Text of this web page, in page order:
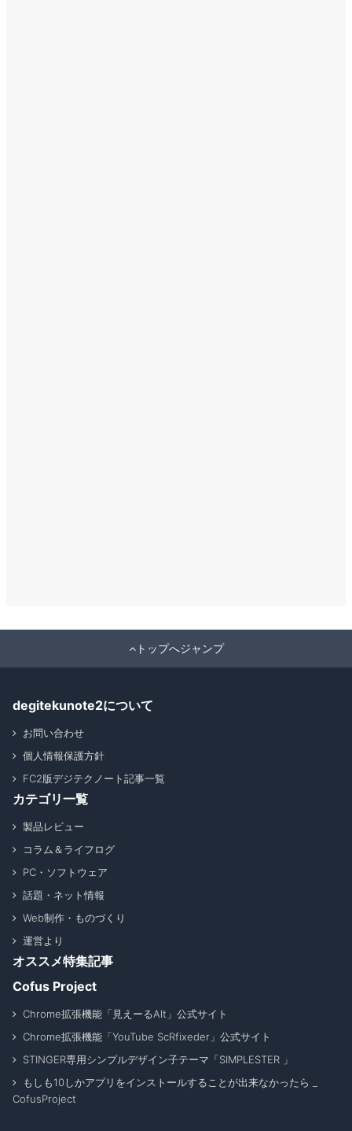
トップへジャンプ
degitekunote2について
お問い合わせ
個人情報保護方針
FC2版デジテクノート記事一覧
カテゴリ一覧
製品レビュー
コラム＆ライフログ
PC・ソフトウェア
話題・ネット情報
Web制作・ものづくり
運営より
オススメ特集記事
Cofus Project
Chrome拡張機能「見えーるAlt」公式サイト
Chrome拡張機能「YouTube ScRfixeder」公式サイト
STINGER専用シンプルデザイン子テーマ「SIMPLESTER 」
もしも10しかアプリをインストールすることが出来なかったら _
CofusProject